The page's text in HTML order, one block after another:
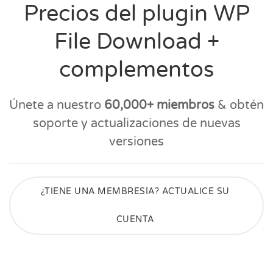
Precios del plugin WP
File Download +
complementos
Únete a nuestro 60,000+ miembros & obtén
soporte y actualizaciones de nuevas
versiones
¿TIENE UNA MEMBRESÍA? ACTUALICE SU
CUENTA